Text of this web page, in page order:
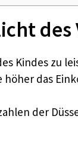
des
Kindes zu
höher das
der